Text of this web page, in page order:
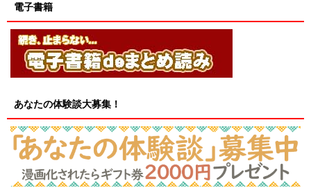
電子書籍
あなたの体験談大募集！